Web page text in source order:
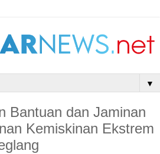
▼
Bantuan dan Jaminan
Kemiskinan Ekstrem